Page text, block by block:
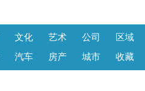
文化 艺术 公司
区域
汽车 房产 城市 收藏